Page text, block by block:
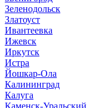
Зеленодольск
Златоуст
Ивантеевка
Ижевск
Иркутск
Истра
Йошкар-Ола
Калининград
Калуга
Каменск-Уральский